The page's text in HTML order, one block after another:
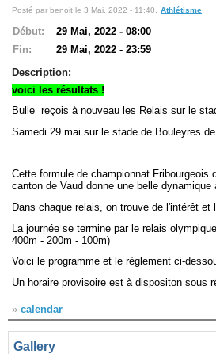
Triathlon
Ski Nordique
Courses à pieds
Athlétisme
Slalom In-Line
Caisse à savon
Coupe "Journal La Gruyère"
Hippisme
recherche
site map
messages récents
Nom
Posté par benoit le 3 Mai, 2022 - 11:40. Athlétisme
Début:
29 Mai, 2022 - 08:00
Fin:
29 Mai, 2022 - 23:59
Description:
voici les résultats !
Bulle reçois à nouveau les Relais sur le
Samedi 29 mai sur le stade de Bouleyres
Cette formule de championnat Fribourgeois
canton de Vaud donne une belle dynamique
Dans chaque relais, on trouve de l'intérêt et
La journée se termine par le relais
400m - 200m - 100m)
Voici le programme et le règlement ci-
Un horaire provisoire est à dispositon sous
» calendar
Gallery